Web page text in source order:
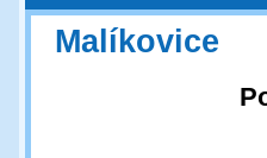
Malíkovice